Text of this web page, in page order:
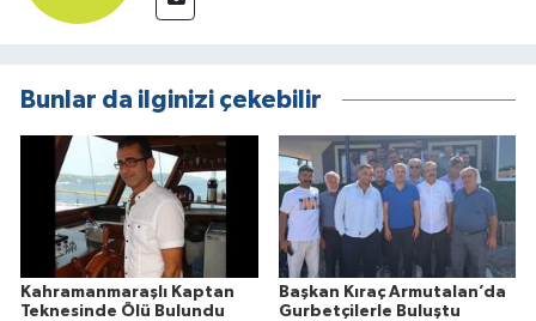
Bunlar da ilginizi çekebilir
Kahramanmaraşlı Kaptan
Teknesinde Ölü Bulundu
Başkan Kıraç Armutalan’da
Gurbetçilerle Buluştu